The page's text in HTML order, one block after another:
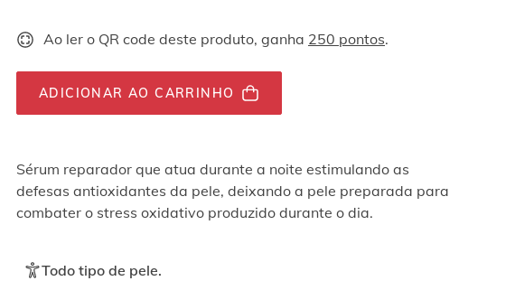
Ao ler o QR code deste produto, ganha 250 pontos.
ADICIONAR AO CARRINHO
Sérum reparador que atua durante a noite estimulando as
defesas antioxidantes da pele, deixando a pele preparada para
combater o stress oxidativo produzido durante o dia.
Todo tipo de pele.